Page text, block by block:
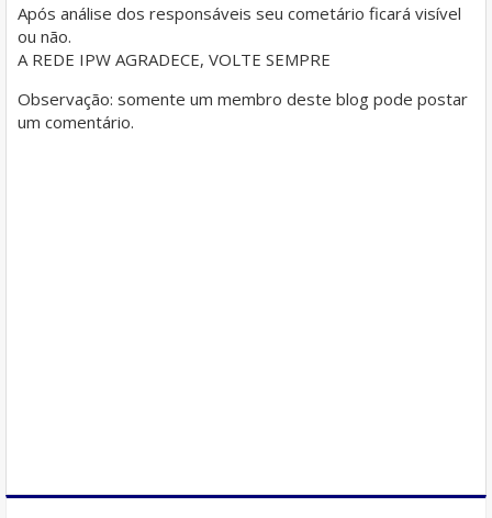
Após análise dos responsáveis seu cometário ficará visível
ou não.
A REDE IPW AGRADECE, VOLTE SEMPRE
Observação: somente um membro deste blog pode postar
um comentário.